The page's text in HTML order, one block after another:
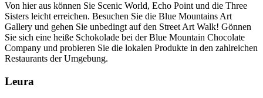
Von hier aus können Sie Scenic World, Echo Point und die Three
Sisters leicht erreichen. Besuchen Sie die Blue Mountains Art
Gallery und gehen Sie unbedingt auf den Street Art Walk! Gönnen
Sie sich eine heiße Schokolade bei der Blue Mountain Chocolate
Company und probieren Sie die lokalen Produkte in den zahlreichen
Restaurants der Umgebung.
Leura